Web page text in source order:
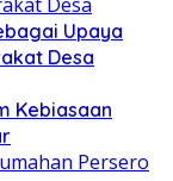
Upaya
Desa
Kebiasaan